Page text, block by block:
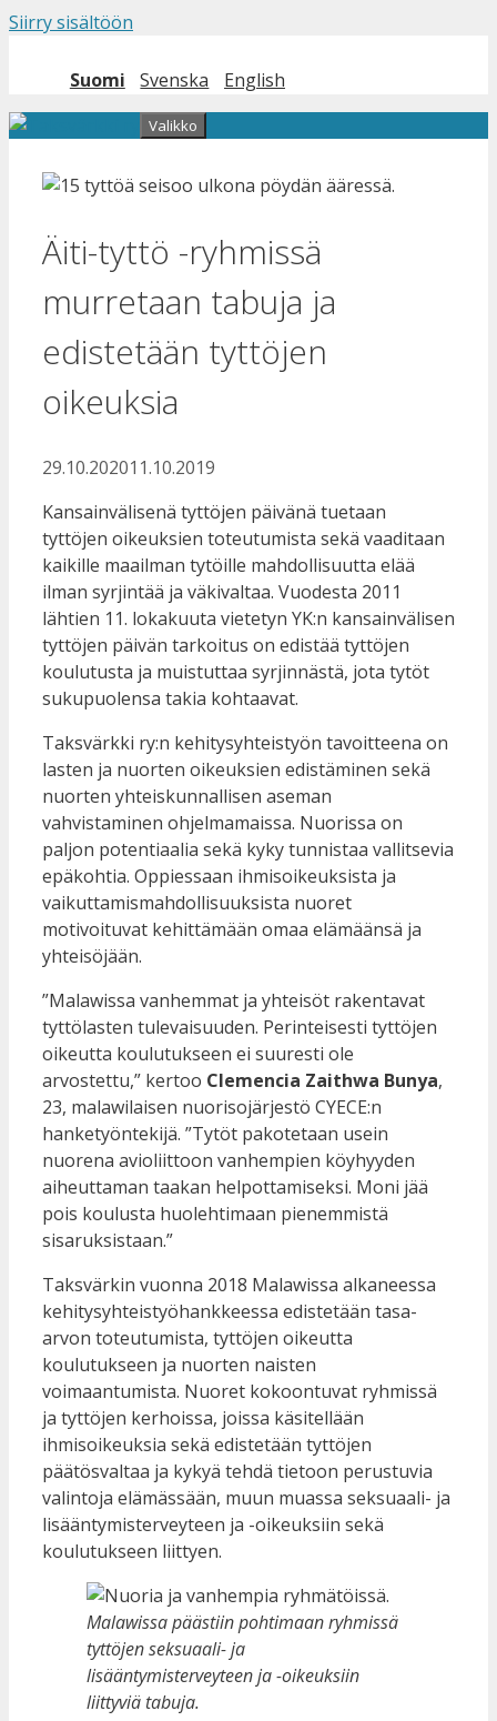
Siirry sisältöön
Suomi Svenska English
Valikko
Äiti-tyttö -ryhmissä
murretaan tabuja ja
edistetään tyttöjen
oikeuksia
29.10.202011.10.2019
Kansainvälisenä tyttöjen päivänä tuetaan
tyttöjen oikeuksien toteutumista sekä vaaditaan
kaikille maailman tytöille mahdollisuutta elää
ilman syrjintää ja väkivaltaa. Vuodesta 2011
lähtien 11. lokakuuta vietetyn YK:n kansainvälisen
tyttöjen päivän tarkoitus on edistää tyttöjen
koulutusta ja muistuttaa syrjinnästä, jota tytöt
sukupuolensa takia kohtaavat.
Taksvärkki ry:n kehitysyhteistyön tavoitteena on
lasten ja nuorten oikeuksien edistäminen sekä
nuorten yhteiskunnallisen aseman
vahvistaminen ohjelmamaissa. Nuorissa on
paljon potentiaalia sekä kyky tunnistaa vallitsevia
epäkohtia. Oppiessaan ihmisoikeuksista ja
vaikuttamismahdollisuuksista nuoret
motivoituvat kehittämään omaa elämäänsä ja
yhteisöjään.
”Malawissa vanhemmat ja yhteisöt rakentavat
tyttölasten tulevaisuuden. Perinteisesti tyttöjen
oikeutta koulutukseen ei suuresti ole
arvostettu,” kertoo Clemencia Zaithwa Bunya,
23, malawilaisen nuorisojärjestö CYECE:n
hanketyöntekijä. ”Tytöt pakotetaan usein
nuorena avioliittoon vanhempien köyhyyden
aiheuttaman taakan helpottamiseksi. Moni jää
pois koulusta huolehtimaan pienemmistä
sisaruksistaan.”
Taksvärkin vuonna 2018 Malawissa alkaneessa
kehitysyhteistyöhankkeessa edistetään tasa-
arvon toteutumista, tyttöjen oikeutta
koulutukseen ja nuorten naisten
voimaantumista. Nuoret kokoontuvat ryhmissä
ja tyttöjen kerhoissa, joissa käsitellään
ihmisoikeuksia sekä edistetään tyttöjen
päätösvaltaa ja kykyä tehdä tietoon perustuvia
valintoja elämässään, muun muassa seksuaali- ja
lisääntymisterveyteen ja -oikeuksiin sekä
koulutukseen liittyen.
Malawissa päästiin pohtimaan ryhmissä
tyttöjen seksuaali- ja
lisääntymisterveyteen ja -oikeuksiin
liittyviä tabuja.